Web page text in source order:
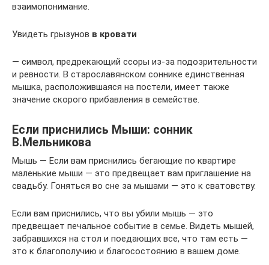
взаимопонимание.
Увидеть грызунов в кровати
— символ, предрекающий ссоры из-за подозрительности
и ревности. В старославянском соннике единственная
мышка, расположившаяся на постели, имеет также
значение скорого прибавления в семействе.
Если приснились Мыши: сонник
В.Мельникова
Мышь — Если вам приснились бегающие по квартире
маленькие мыши — это предвещает вам приглашение на
свадьбу. Гоняться во сне за мышами — это к сватовству.
Если вам приснились, что вы убили мышь — это
предвещает печальное событие в семье. Видеть мышей,
забравшихся на стол и поедающих все, что там есть —
это к благополучию и благосостоянию в вашем доме.